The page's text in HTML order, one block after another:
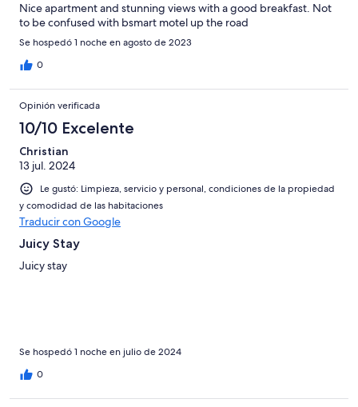
Nice apartment and stunning views with a good breakfast. Not
to be confused with bsmart motel up the road
Se hospedó 1 noche en agosto de 2023
0
Opinión verificada
10/10 Excelente
Christian
13 jul. 2024
Le gustó: Limpieza, servicio y personal, condiciones de la propiedad
y comodidad de las habitaciones
Traducir con Google
Juicy Stay
Juicy stay
Se hospedó 1 noche en julio de 2024
0